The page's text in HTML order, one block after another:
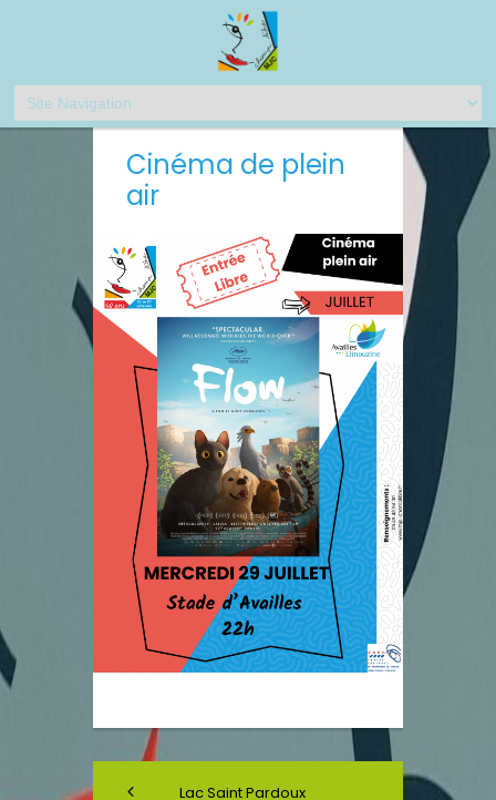
Cinéma de plein
air
Lac Saint Pardoux